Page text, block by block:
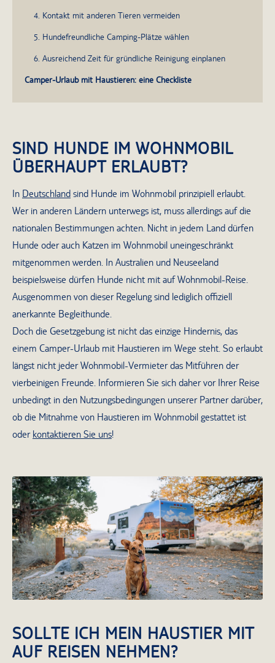
4. Kontakt mit anderen Tieren vermeiden
5. Hundefreundliche Camping-Plätze wählen
6. Ausreichend Zeit für gründliche Reinigung einplanen
Camper-Urlaub mit Haustieren: eine Checkliste
SIND HUNDE IM WOHNMOBIL
ÜBERHAUPT ERLAUBT?
In Deutschland sind Hunde im Wohnmobil prinzipiell erlaubt.
Wer in anderen Ländern unterwegs ist, muss allerdings auf die
nationalen Bestimmungen achten. Nicht in jedem Land dürfen
Hunde oder auch Katzen im Wohnmobil uneingeschränkt
mitgenommen werden. In Australien und Neuseeland
beispielsweise dürfen Hunde nicht mit auf Wohnmobil-Reise.
Ausgenommen von dieser Regelung sind lediglich offiziell
anerkannte Begleithunde.
Doch die Gesetzgebung ist nicht das einzige Hindernis, das
einem Camper-Urlaub mit Haustieren im Wege steht. So erlaubt
längst nicht jeder Wohnmobil-Vermieter das Mitführen der
vierbeinigen Freunde. Informieren Sie sich daher vor Ihrer Reise
unbedingt in den Nutzungsbedingungen unserer Partner darüber,
ob die Mitnahme von Haustieren im Wohnmobil gestattet ist
oder kontaktieren Sie uns!
Wohnmobil mit Hund
SOLLTE ICH MEIN HAUSTIER MIT
AUF REISEN NEHMEN?